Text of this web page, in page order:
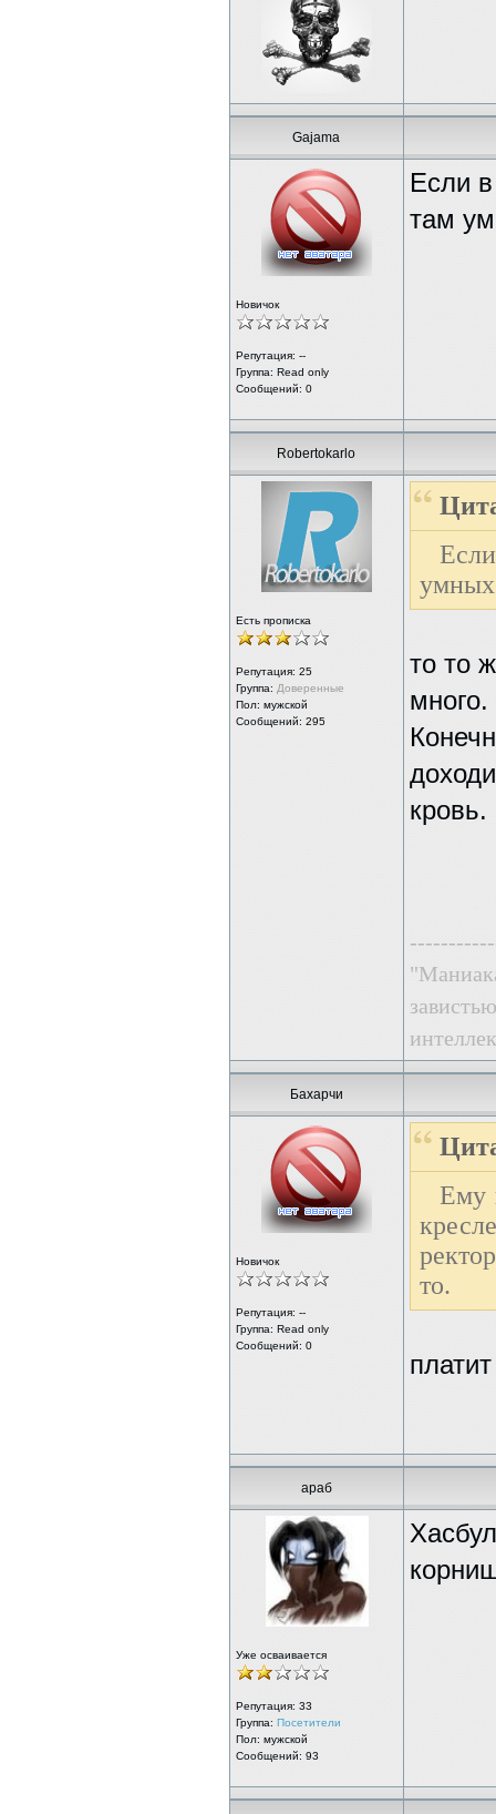
Gajama
Новичок
Репутация: --
Группа: Read only
Сообщений: 0
Если в
там
Robertokarlo
Есть прописка
Репутация: 25
Группа: Доверенные
Пол: мужской
Сообщений: 295
умных
то то
много.
кровь.
Бахарчи
Новичок
Репутация: --
Группа: Read only
Сообщений: 0
Ему
то.
араб
Уже осваивается
Репутация: 33
Группа: Посетители
Пол: мужской
Сообщений: 93